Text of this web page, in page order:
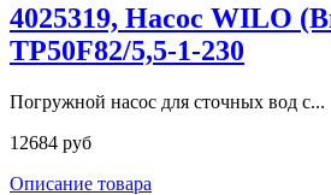
4025319, Насос WILO
TP50F82/5,5-1-230
Погружной насос для сточных вод с...
12684 руб
Описание товара